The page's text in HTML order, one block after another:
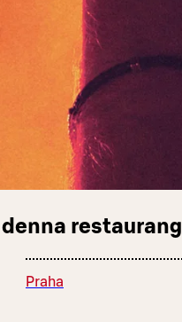
I denna restaurang
Praha